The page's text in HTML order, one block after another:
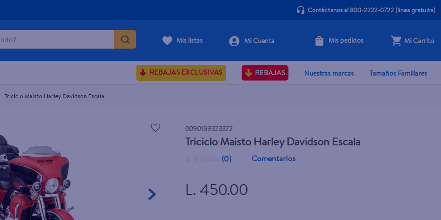
Contáctanos al 800-2222-0722(línea gratuita)
Mis listas Mis pedidos Mi Carrito
REBAJAS EXCLUSIVAS REBAJAS Nuestras marcas Tamaños Familiares
Triciclo Maisto Harley Davidson Escala
0090159323372
Triciclo Maisto Harley Davidson Escala
(0) Comentarios
L. 450.00
+ Agregar
BUSCADOS
dove